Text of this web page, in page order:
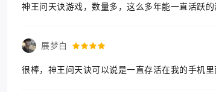
神王问天诀游戏，数量多，这么多年能一直活跃
展梦白
很棒，神王问天诀可以说是一直存活在我的手机